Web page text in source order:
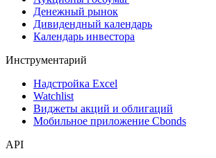
Дефолты
Размещения
Оферты
Денежный рынок
Календарь инвестора
Инструментарий